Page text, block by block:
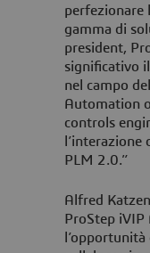
gamma di
president,
significativo
nel campo
Automation
controls
PLM 2.0.”
Alfred
ProStep